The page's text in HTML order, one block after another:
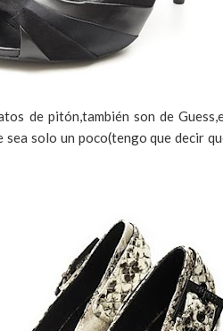
de pitón,también son deGuess
solo un poco(tengo que decir